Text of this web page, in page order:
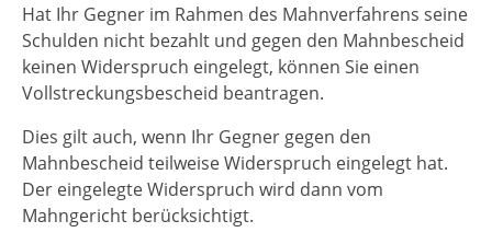
Hat Ihr Gegner im Rahmen des Mahnverfahrens seine
Schulden nicht bezahlt und gegen den Mahnbescheid
keinen Widerspruch eingelegt, können Sie einen
Vollstreckungsbescheid beantragen.
Dies gilt auch, wenn Ihr Gegner gegen den
Mahnbescheid teilweise Widerspruch eingelegt hat.
Der eingelegte Widerspruch wird dann vom
Mahngericht berücksichtigt.